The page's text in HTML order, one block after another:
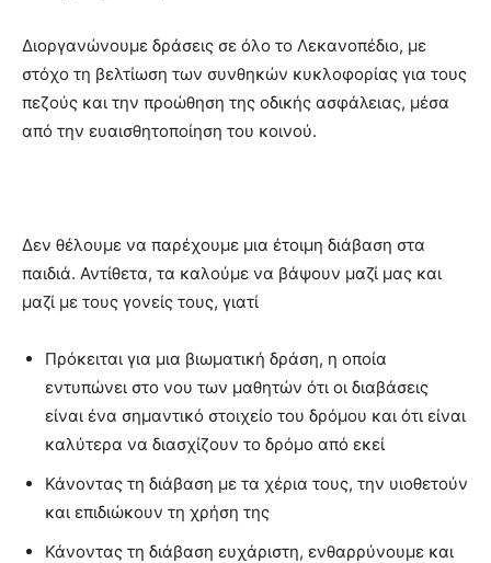
Διοργανώνουμε δράσεις σε όλο το Λεκανοπέδιο, με
στόχο τη βελτίωση των συνθηκών κυκλοφορίας για τους
πεζούς και την προώθηση της οδικής ασφάλειας, μέσα
από την ευαισθητοποίηση του κοινού.
Δεν θέλουμε να παρέχουμε μια έτοιμη διάβαση στα
παιδιά. Αντίθετα, τα καλούμε να βάψουν μαζί μας και
μαζί με τους γονείς τους, γιατί
Πρόκειται για μια βιωματική δράση, η οποία
εντυπώνει στο νου των μαθητών ότι οι διαβάσεις
είναι ένα σημαντικό στοιχείο του δρόμου και ότι είναι
καλύτερα να διασχίζουν το δρόμο από εκεί
Κάνοντας τη διάβαση με τα χέρια τους, την υιοθετούν
και επιδιώκουν τη χρήση της
Κάνοντας τη διάβαση ευχάριστη, ενθαρρύνουμε και